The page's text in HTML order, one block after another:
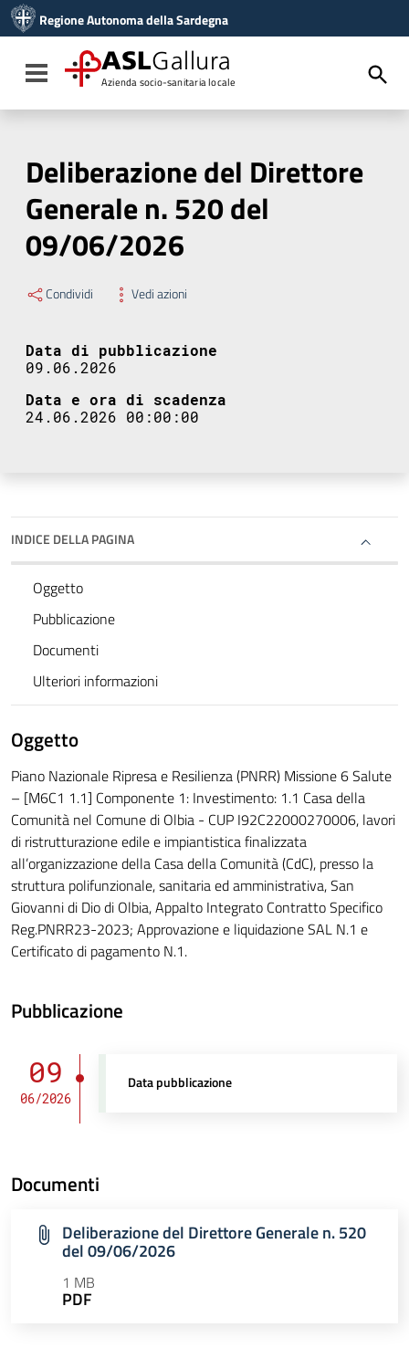
Vai al menu di navigazione
Vai al footer
Regione Autonoma della Sardegna
Toggle navigation
ASLGallura
Azienda socio-sanitaria locale
Deliberazione del Direttore
Generale n. 520 del
09/06/2026
Condividi Vedi azioni
Data di pubblicazione
09.06.2026
Data e ora di scadenza
24.06.2026 00:00:00
INDICE DELLA PAGINA
Oggetto
Pubblicazione
Documenti
Ulteriori informazioni
Oggetto
Piano Nazionale Ripresa e Resilienza (PNRR) Missione 6 Salute
– [M6C1 1.1] Componente 1: Investimento: 1.1 Casa della
Comunità nel Comune di Olbia - CUP I92C22000270006, lavori
di ristrutturazione edile e impiantistica finalizzata
all’organizzazione della Casa della Comunità (CdC), presso la
struttura polifunzionale, sanitaria ed amministrativa, San
Giovanni di Dio di Olbia, Appalto Integrato Contratto Specifico
Reg.PNRR23-2023; Approvazione e liquidazione SAL N.1 e
Certificato di pagamento N.1.
Pubblicazione
09
06/2026
Data pubblicazione
Documenti
Deliberazione del Direttore Generale n. 520
del 09/06/2026
1 MB
PDF